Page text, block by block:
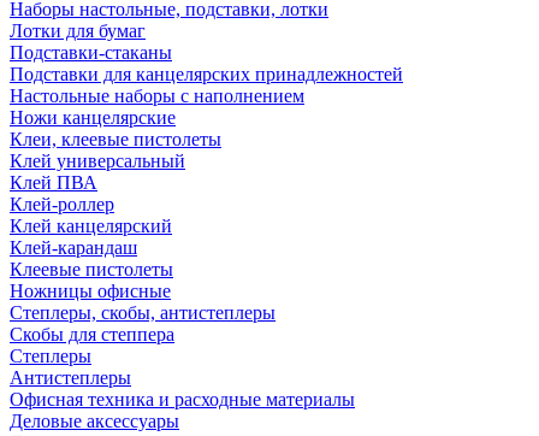
Наборы настольные, подставки, лотки
Лотки для бумаг
Подставки-стаканы
Подставки для канцелярских принадлежностей
Настольные наборы с наполнением
Ножи канцелярские
Клеи, клеевые пистолеты
Клей универсальный
Клей ПВА
Клей-роллер
Клей канцелярский
Клей-карандаш
Клеевые пистолеты
Ножницы офисные
Степлеры, скобы, антистеплеры
Скобы для степпера
Степлеры
Антистеплеры
Офисная техника и расходные материалы
Деловые аксессуары